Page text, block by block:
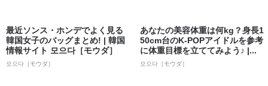
最近ソンス・ホンデでよく見る
韓国女子のバッグまとめ! | 韓国
情報サイト 모으다［モウダ］
모으다［モウダ］
あなたの美容体重は何kg？身長1
50cm台のK-POPアイドルを参考
に体重目標を立ててみよう♪ |...
모으다［モウダ］